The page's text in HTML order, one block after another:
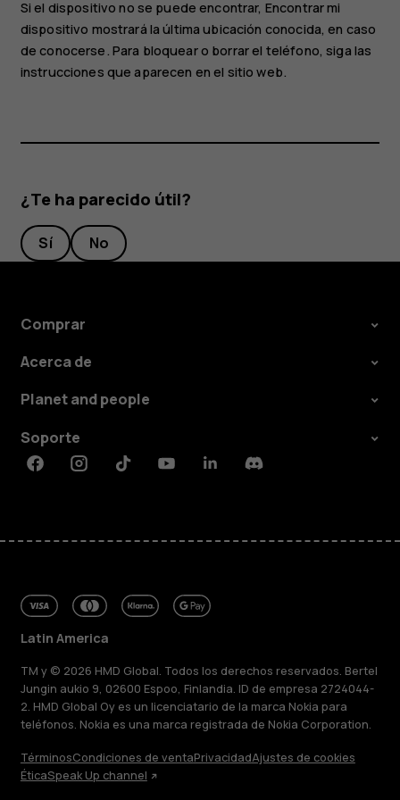
Si el dispositivo no se puede encontrar, Encontrar mi
dispositivo mostrará la última ubicación conocida, en caso
de conocerse. Para bloquear o borrar el teléfono, siga las
instrucciones que aparecen en el sitio web.
¿Te ha parecido útil?
Sí No
Comprar
Acerca de
Planet and people
Soporte
FacebookInstagramTiktokYoutubeLinkedinDiscord
Latin America
TM y © 2026 HMD Global. Todos los derechos reservados. Bertel
Jungin aukio 9, 02600 Espoo, Finlandia. ID de empresa 2724044-
2. HMD Global Oy es un licenciatario de la marca Nokia para
teléfonos. Nokia es una marca registrada de Nokia Corporation.
TérminosCondiciones de ventaPrivacidadAjustes de cookies
ÉticaSpeak Up channel